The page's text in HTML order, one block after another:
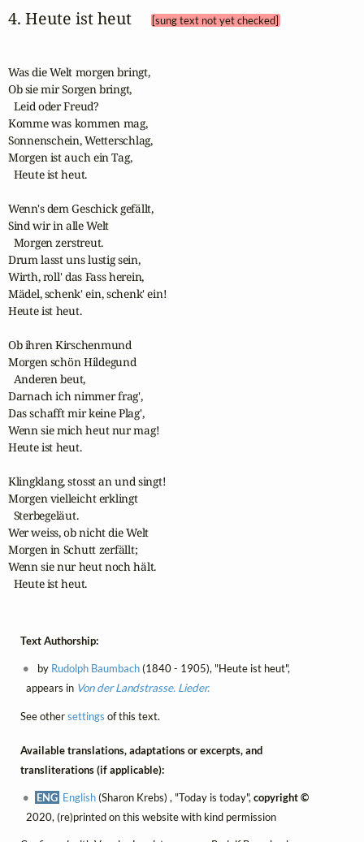
4. Heute ist heut [sung text not yet checked]
Was die Welt morgen bringt,
Ob sie mir Sorgen bringt,
  Leid oder Freud?
Komme was kommen mag,
Sonnenschein, Wetterschlag,
Morgen ist auch ein Tag,
  Heute ist heut.
Wenn's dem Geschick gefällt,
Sind wir in alle Welt
  Morgen zerstreut.
Drum lasst uns lustig sein,
Wirth, roll' das Fass herein,
Mädel, schenk' ein, schenk' ein!
Heute ist heut.
Ob ihren Kirschenmund
Morgen schön Hildegund
  Anderen beut,
Darnach ich nimmer frag',
Das schafft mir keine Plag',
Wenn sie mich heut nur mag!
Heute ist heut.
Klingklang, stosst an und singt!
Morgen vielleicht erklingt
  Sterbegeläut.
Wer weiss, ob nicht die Welt
Morgen in Schutt zerfällt;
Wenn sie nur heut noch hält.
  Heute ist heut.
Text Authorship:
by Rudolph Baumbach(1840 - 1905), "Heute ist heut",
appears in Von der Landstrasse. Lieder.
See othersettings of this text.
Available translations, adaptations or excerpts, and
transliterations (if applicable):
ENG English(Sharon Krebs) , "Today is today",copyright ©
2020, (re)printed on this website with kind permission